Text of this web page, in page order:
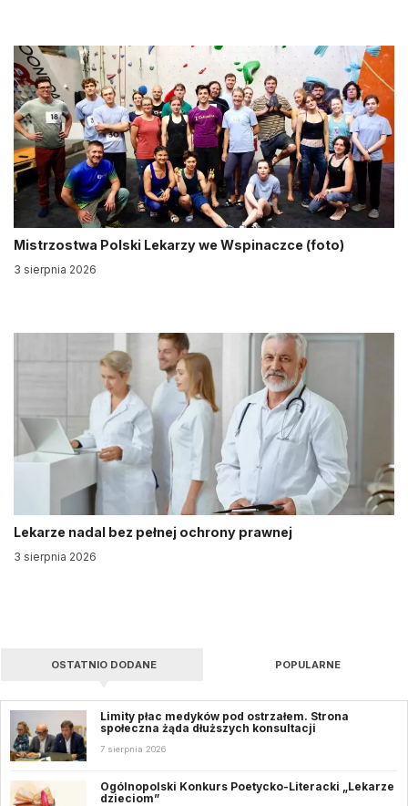
Mistrzostwa Polski Lekarzy we Wspinaczce (foto)
3 sierpnia 2026
Lekarze nadal bez pełnej ochrony prawnej
3 sierpnia 2026
OSTATNIO DODANE POPULARNE
Limity płac medyków pod ostrzałem. Strona
społeczna żąda dłuższych konsultacji
7 sierpnia 2026
Ogólnopolski Konkurs Poetycko-Literacki „Lekarze
dzieciom”